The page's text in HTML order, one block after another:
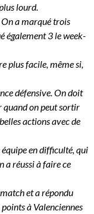
lourd.
On a marqué trois
également 3 le week-
plus facile, même si,
défensive. On doit
quand on peut sortir
actions avec de
en difficulté, qui
a réussi à faire ce
et a répondu
à Valenciennes